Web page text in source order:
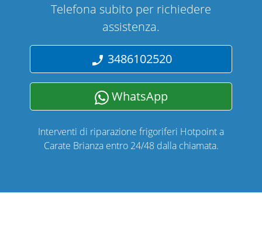
Telefona subito per richiedere
assistenza.
3486102520
WhatsApp
Interventi di riparazione frigoriferi Hotpoint a
Carate Brianza entro 24/48 dalla chiamata.